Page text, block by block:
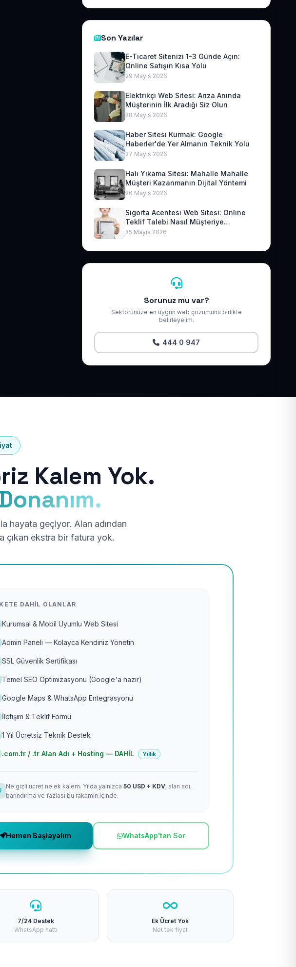
Son Yazılar
E-Ticaret Sitenizi 1-3 Günde Açın:
Online Satışın Kısa Yolu
29 Mayıs 2026
Elektrikçi Web Sitesi: Arıza Anında
Müşterinin İlk Aradığı Siz Olun
28 Mayıs 2026
Haber Sitesi Kurmak: Google
Haberler'de Yer Almanın Teknik Yolu
27 Mayıs 2026
Halı Yıkama Sitesi: Mahalle Mahalle
Müşteri Kazanmanın Dijital Yöntemi
26 Mayıs 2026
Sigorta Acentesi Web Sitesi: Online
Teklif Talebi Nasıl Müşteriye
Dönüşür?
25 Mayıs 2026
Sorunuz mu var?
Sektörünüze en uygun web çözümünü birlikte
belirleyelim.
444 0 947
Kalem Yok.
hayata geçiyor. Alan adından
çıkan ekstra bir fatura yok.
DAHIL OLANLAR
Kurumsal & Mobil Uyumlu Web Sitesi
Admin Paneli — Kolayca Kendiniz Yönetin
SSL Güvenlik Sertifikası
Temel SEO Optimizasyonu (Google'a hazır)
Google Maps & WhatsApp Entegrasyonu
İletişim & Teklif Formu
1 Yıl Ücretsiz Teknik Destek
.com.tr / .tr Alan Adı + Hosting — DAHİL Yıllık
Ne gizli ücret ne ek kalem. Yılda yalnızca 50 USD + KDV; alan adı,
barındırma ve fazlası bu rakamın içinde.
Hemen Başlayalım WhatsApp'tan Sor
7/24 Destek
WhatsApp hattı
Ek Ücret Yok
Net tek fiyat